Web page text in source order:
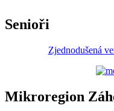
Senioři
Zjednodušená
Mikroregion